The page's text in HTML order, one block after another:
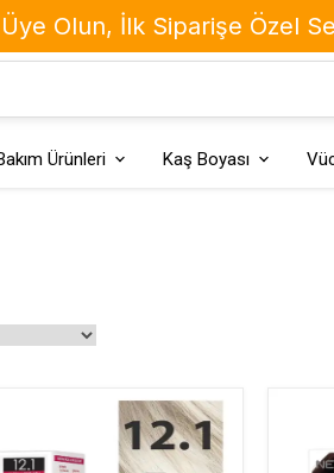
Ürünleri Kaş Boyası
Üye Olun, İlk Siparişe Özel